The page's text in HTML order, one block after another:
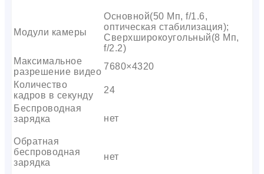
Модули камеры
Основной(50 Мп, f/1.6,
оптическая стабилизация);
Сверхширокоугольный(8 Мп,
f/2.2)
Максимальное
разрешение видео
7680×4320
Количество
кадров в секунду
24
Беспроводная
зарядка
нет
Обратная
беспроводная
зарядка
нет